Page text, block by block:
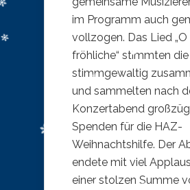
im Programm auch
vollzogen. Das Lied „O
fröhliche“ stimmten
stimmgewaltig
und sammelten nach
Konzertabend
Spenden für die HAZ-
Weihnachtshilfe. Der
endete mit viel
einer stolzen Summe